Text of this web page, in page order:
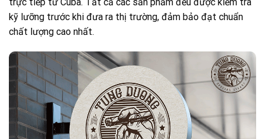
kỹ lưỡng trước khi đưa ra thị trường, đảm bảo đạt chuẩn
chất lượng cao nhất.